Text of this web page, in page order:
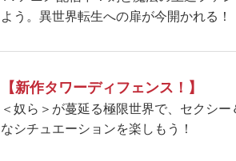
よう。異世界転生への扉が今開かれる！
【新作タワーディフェンス！】
＜奴ら＞が蔓延る極限世界で、セクシ
なシチュエーションを楽しもう！